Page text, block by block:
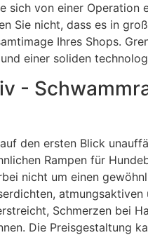
sich von einer
Sie nicht, dass es in
Ihres Shops.
einer soliden
-
den ersten Blick
Rampen für
nicht um einen
Schmerzen bei
Die Preisgestaltung